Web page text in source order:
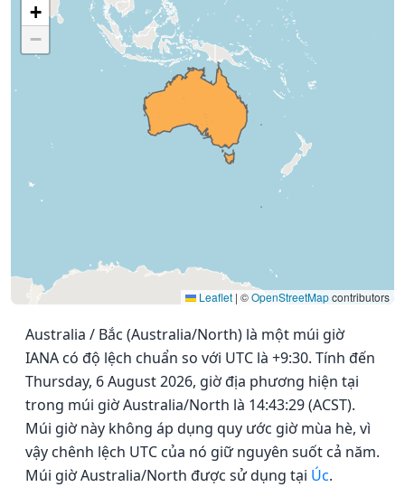
+
−
Leaflet | ©OpenStreetMapcontributors
Australia / Bắc (Australia/North) là một múi giờ
IANA có độ lệch chuẩn so với UTC là +9:30. Tính đến
Thursday, 6 August 2026, giờ địa phương hiện tại
trong múi giờ Australia/North là 14:43:29 (ACST).
Múi giờ này không áp dụng quy ước giờ mùa hè, vì
vậy chênh lệch UTC của nó giữ nguyên suốt cả năm.
Múi giờ Australia/North được sử dụng tại Úc.